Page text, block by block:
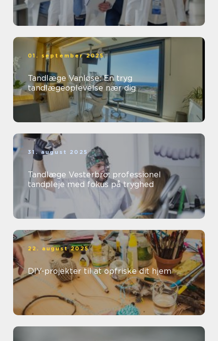
01. september 2025
Tandlæge Vanløse: En tryg
tandlægeoplevelse nær dig
31. august 2025
Tandlæge Vesterbro: professionel
tandpleje med fokus på tryghed
22. august 2025
DIY-projekter til at opfriske dit hjem